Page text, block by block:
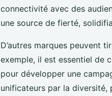
connectivité avec des
une source de fierté,
D’autres marques peuvent
exemple, il est essentiel de
pour développer une
unificateurs par la diversité,